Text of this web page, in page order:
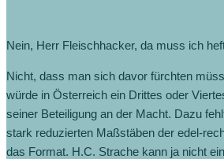
Nein, Herr Fleischhacker, da muss ich
Nicht, dass man sich davor fürchten
würde in Österreich ein Drittes oder
seiner Beteiligung an der Macht. Dazu
stark reduzierten Maßstäben der edel-
das Format. H.C. Strache kann ja nicht